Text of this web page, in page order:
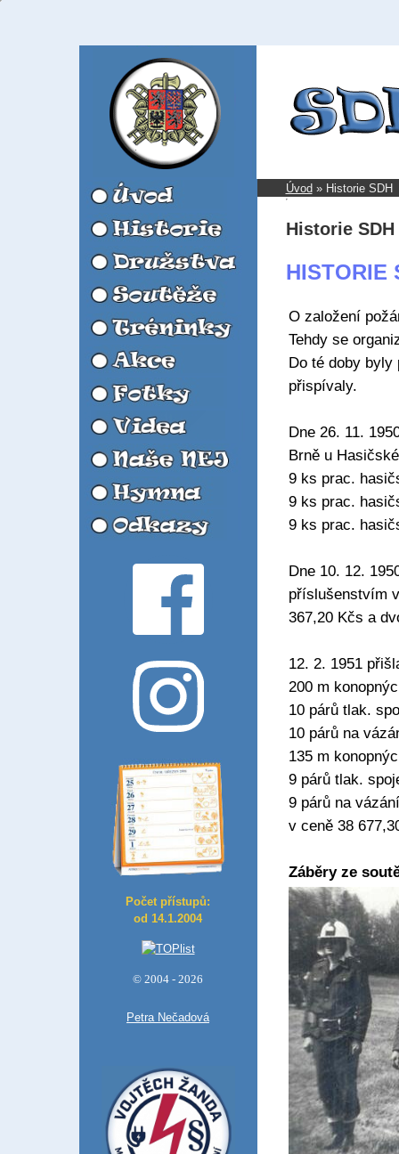
Počet přístupů:
od 14.1.2004
© 2004 - 2026
Petra Nečadová
Úvod » Historie SDH
Historie SDH
HISTORIE
O založení
Tehdy se
Do té doby
přispívaly.
Dne 26. 11.
Brně u
9 ks prac.
9 ks prac.
9 ks prac.
Dne 10. 12.
příslušenstvím
367,20 Kčs a
12. 2. 1951
200 m
10 párů tlak.
10 párů na
135 m
9 párů tlak.
9 párů na
v ceně 38
Záběry ze